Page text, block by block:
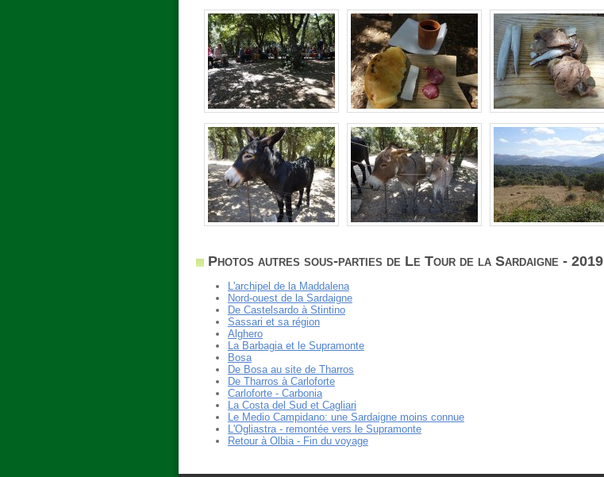
Photos autres sous-parties de Le Tour de la Sardaigne - 2019
L'archipel de la Maddalena
Nord-ouest de la Sardaigne
De Castelsardo à Stintino
Sassari et sa région
Alghero
La Barbagia et le Supramonte
Bosa
De Bosa au site de Tharros
De Tharros à Carloforte
Carloforte - Carbonia
La Costa del Sud et Cagliari
Le Medio Campidano: une Sardaigne moins connue
L'Ogliastra - remontée vers le Supramonte
Retour à Olbia - Fin du voyage